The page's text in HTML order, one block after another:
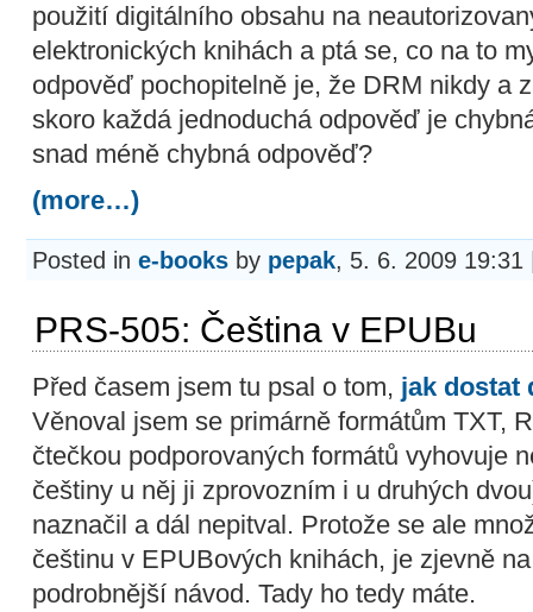
použití digitálního obsahu na
elektronických knihách a ptá se, co na to
odpověď pochopitelně je, že DRM nikdy a
skoro každá jednoduchá odpověď je
snad méně chybná odpověď?
(more…)
Posted in e-books by pepak, 5. 6. 2009
PRS-505: Čeština v EPUBu
Před časem jsem tu psal o tom, jak dostat
Věnoval jsem se primárně formátům TXT,
čtečkou podporovaných formátů vyhovuje
češtiny u něj ji zprovozním i u druhých
naznačil a dál nepitval. Protože se ale
češtinu v EPUBových knihách, je zjevně
podrobnější návod. Tady ho tedy máte.